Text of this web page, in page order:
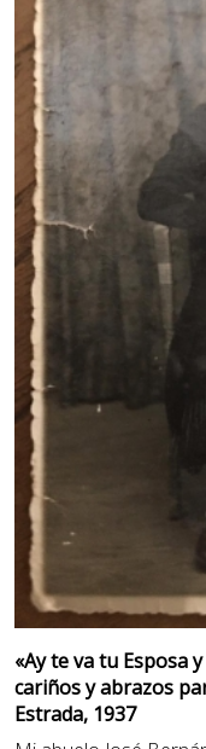
«Ay te va tu Esposa
cariños y abrazos
Estrada, 1937